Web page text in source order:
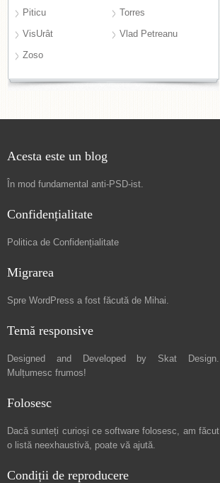
Piticu
Torres
VisUrât
Vlad Petreanu
Zoso
Acesta este un blog
În mod fundamental anti-PSD-ist.
Confidențialitate
Politica de Confidențialitate
Migrarea
Spre WordPress a fost făcută de Mihai.
Temă responsive
Designed and Developed by Skat Design.
Mulțumesc frumos!
Folosesc
Dacă sunteți curioși ce software folosesc, am făcut
o listă neexhaustivă, poate vă ajută.
Condiții de reproducere